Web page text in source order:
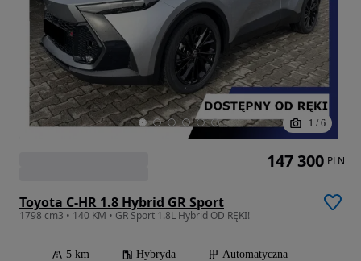
1 / 6
Toyota C-HR 1.8 Hybrid GR Sport
1798 cm3 • 140 KM • GR Sport 1.8L Hybrid OD RĘKI!
5 km Hybryda
Automatyczna
147 300 PLN